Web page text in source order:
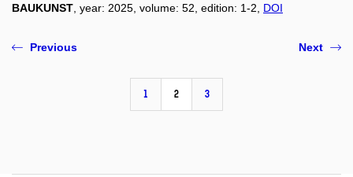
BAUKUNST , year: 2025, volume: 52, edition: 1-2, DOI
Previous
1 2 3
Next